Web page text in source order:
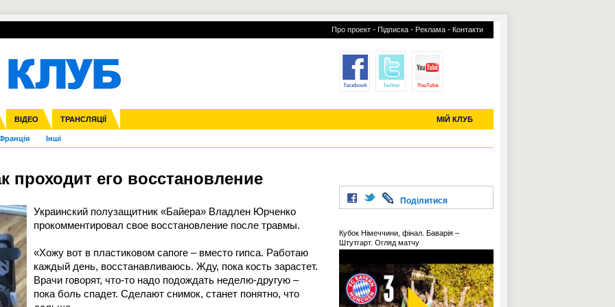
Про проект - Підписка - Реклама - Контакти
ВІДЕО ТРАНСЛЯЦІЇ МІЙ КЛУБ
ліга Кубок України Молодіжка
Ліга націй Ліга конференцій
Інші
ЧЄ-2015 (U-21)
УПЛ-ПЕРЕХОДИ УСІ ТРАНСФЕРИ
проходит его восстановление
Украинский полузащитник «Байера» Владлен Юрченко
прокомментировал свое восстановление после травмы.
«Хожу вот в пластиковом сапоге – вместо гипса. Работаю
каждый день, восстанавливаюсь. Жду, пока кость зарастет.
Врачи говорят, что-то надо подождать неделю-другую –
пока боль спадет. Сделают снимок, станет понятно, что
Поділитися
Кубок Німеччини, фінал. Баварія –
Штутгарт. Огляд матчу